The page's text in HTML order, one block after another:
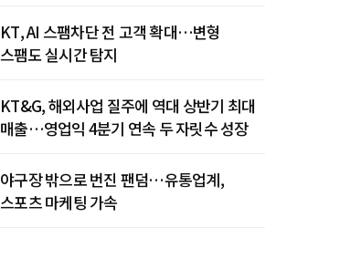
KT, AI 스팸차단 전 고객 확대…변형
스팸도 실시간 탐지
KT&G, 해외사업 질주에 역대 상반기 최대
매출…영업익 4분기 연속 두 자릿수 성장
야구장 밖으로 번진 팬덤…유통업계,
스포츠 마케팅 가속